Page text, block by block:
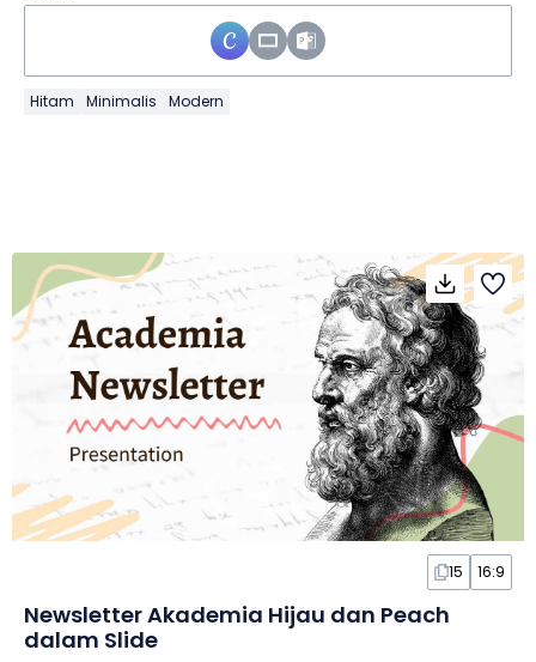
Hitam Minimalis Modern
15 16:9
Newsletter Akademia Hijau dan Peach
dalam Slide